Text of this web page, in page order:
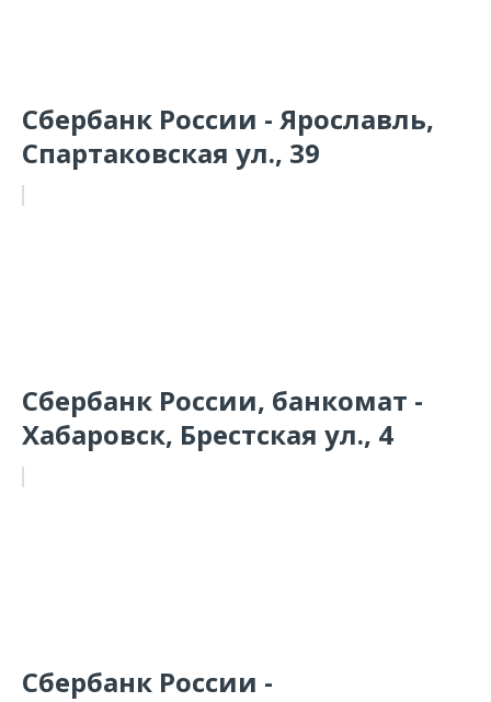
Сбербанк России - Ярославль,
Спартаковская ул., 39
Сбербанк России, банкомат -
Хабаровск, Брестская ул., 4
Сбербанк России -